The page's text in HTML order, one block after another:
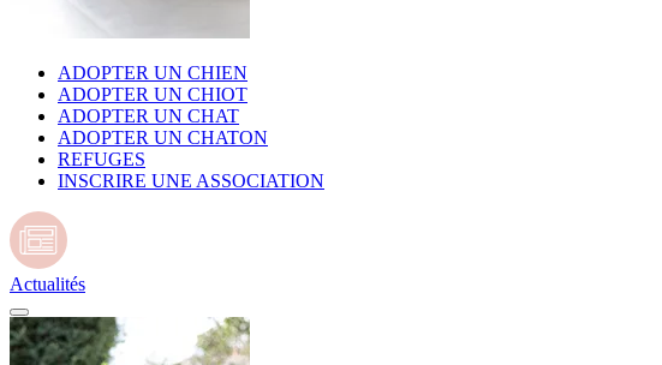
ADOPTER UN CHIEN
ADOPTER UN CHIOT
ADOPTER UN CHAT
ADOPTER UN CHATON
REFUGES
INSCRIRE UNE ASSOCIATION
Actualités